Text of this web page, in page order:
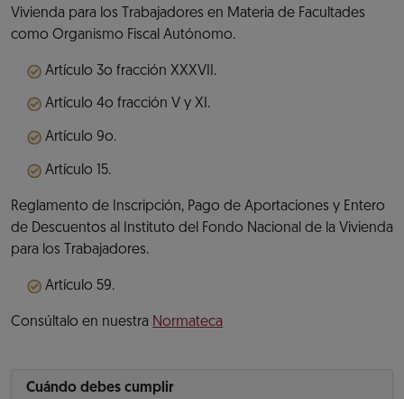
Vivienda para los Trabajadores en Materia de Facultades
como Organismo Fiscal Autónomo.
Artículo 3o fracción XXXVII.
Artículo 4o fracción V y XI.
Artículo 9o.
Artículo 15.
Reglamento de Inscripción, Pago de Aportaciones y Entero
de Descuentos al Instituto del Fondo Nacional de la Vivienda
para los Trabajadores.
Artículo 59.
Consúltalo en nuestra Normateca
Cuándo debes cumplir